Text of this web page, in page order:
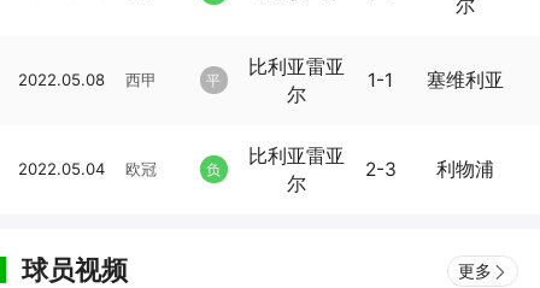
尔
2022.05.08 西甲 平
比利亚雷亚
尔
1-1 塞维利亚
2022.05.04 欧冠 负
比利亚雷亚
尔
2-3 利物浦
球员视频 更多